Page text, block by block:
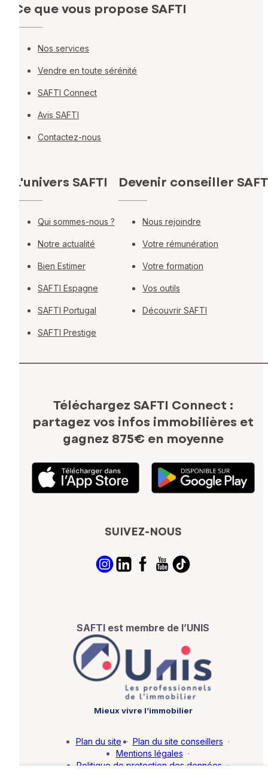
Ce que vous propose SAFTI
Nos services
Vendre en toute sérénité
SAFTI Connect
Avis SAFTI
Contactez-nous
L'univers SAFTI
Qui sommes-nous ?
Notre actualité
Bien Estimer
SAFTI Espagne
SAFTI Portugal
SAFTI Prestige
Devenir conseiller
Nous rejoindre
Votre rémunération
Votre formation
Vos outils
Découvrir SAFTI
Téléchargez SAFTI Connect :
partagez vos infos immobilières et
gagnez 875€ en moyenne
SUIVEZ-NOUS
SAFTI est membre de l’UNIS
Mieux vivre l’immobilier
Plan du site · Plan du site conseillers ·
Mentions légales ·
Politique de protection des données ·